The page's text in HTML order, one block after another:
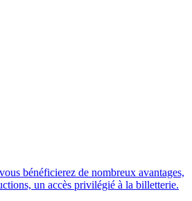
bénéficierez de nombreux avantages,
un accès privilégié à la billetterie.